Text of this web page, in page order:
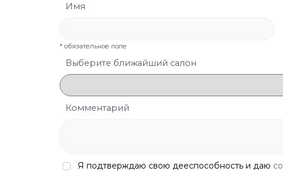
Имя
* обязательное поле
Выберите ближайший салон
Комментарий
Я подтверждаю свою дееспособность и даю